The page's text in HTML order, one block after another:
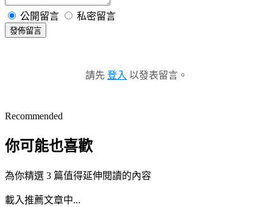
公開留言 私密留言
發佈留言
請先 登入 以發表留言。
Recommended
你可能也喜歡
為你精選 3 篇值得延伸閱讀的內容
載入推薦文章中...